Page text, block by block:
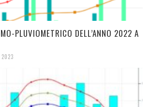
PLUVIOMETRICO DELL’ANNO 2022 A
2023